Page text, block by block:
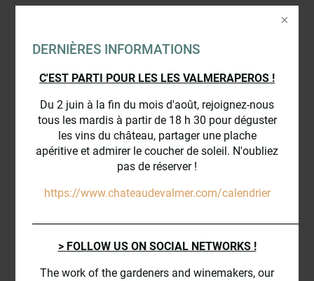
DERNIÈRES INFORMATIONS
C'EST PARTI POUR LES LES VALMERAPEROS !
Du 2 juin à la fin du mois d'août, rejoignez-nous
tous les mardis à partir de 18 h 30 pour déguster
les vins du château, partager une plache
apéritive et admirer le coucher de soleil. N'oubliez
pas de réserver !
https://www.chateaudevalmer.com/calendrier
> FOLLOW US ON SOCIAL NETWORKS !
The work of the gardeners and winemakers, our
VALMER VU DU CIEL